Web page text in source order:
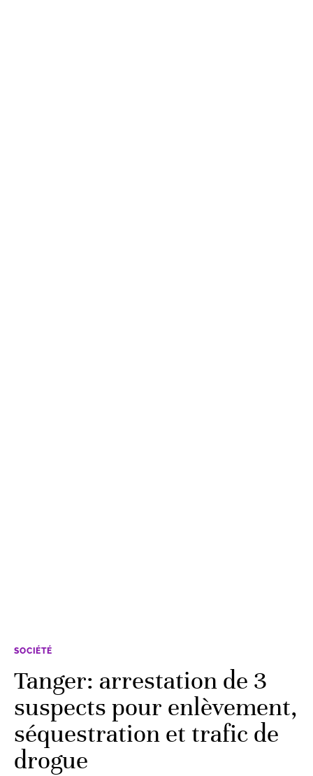
SOCIÉTÉ
Tanger: arrestation de 3
suspects pour enlèvement,
séquestration et trafic de
drogue